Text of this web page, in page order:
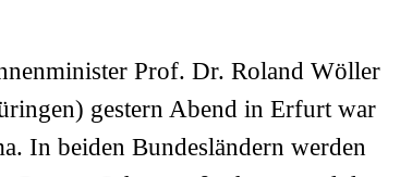
Prof. Dr. Roland Wöller
gestern Abend in Erfurt war
In beiden Bundesländern werden